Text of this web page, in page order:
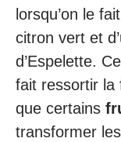
lorsqu’on le
citron vert et
d’Espelette.
fait ressortir la
que certains
transformer